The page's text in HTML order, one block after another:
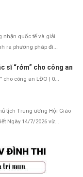
nhận quốc tế và giải
ra phương pháp đi...
sĩ “rởm” cho công an
công an LĐO | 0...
tịch Trung ương Hội Giáo
Ngày 14/7/2026 vừ...